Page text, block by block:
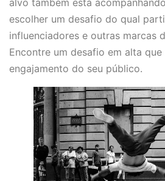
escolher um desafio do qual
influenciadores e outras marcas
Encontre um desafio em alta
engajamento do seu público.